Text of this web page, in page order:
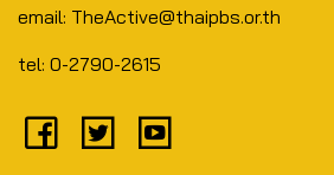
email: TheActive@thaipbs.or.th
tel: 0-2790-2615